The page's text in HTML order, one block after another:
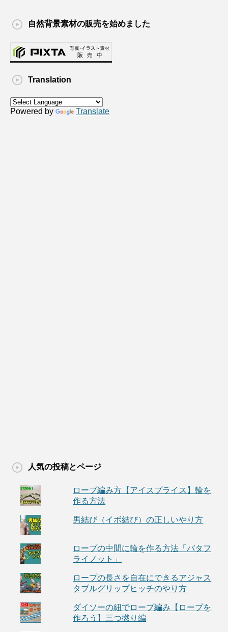
自然背景素材の販売を始めました
Translation
Powered by Translate
人気の投稿とページ
ロープ編み方【アイスプライス】輪を
作る方法
男結び（イボ結び）の正しいやり方
ロープの中間に輪を作る方法「バタフ
ライノット」
ロープの長さを自在にできるアジャス
タブルグリップヒッチのやり方
ダイソーの紐でロープ編み【ロープを
作ろう】三つ撚り編